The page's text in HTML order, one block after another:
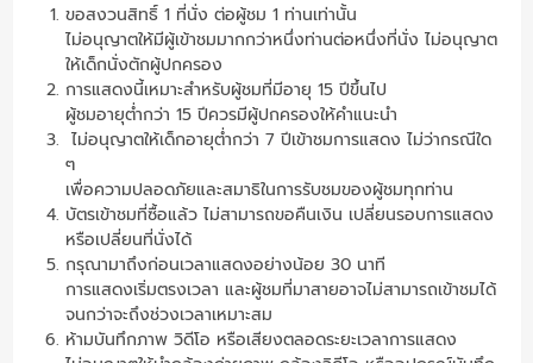
ขอสงวนสิทธิ์ 1 ที่นั่ง ต่อผู้ชม 1 ท่านเท่านั้น
ไม่อนุญาตให้มีผู้เข้าชมมากกว่าหนึ่งท่านต่อหนึ่งที่นั่ง ไม่อนุญาต
ให้เด็กนั่งตักผู้ปกครอง
การแสดงนี้เหมาะสำหรับผู้ชมที่มีอายุ 15 ปีขึ้นไป
ผู้ชมอายุต่ำกว่า 15 ปีควรมีผู้ปกครองให้คำแนะนำ
ไม่อนุญาตให้เด็กอายุต่ำกว่า 7 ปีเข้าชมการแสดง ไม่ว่ากรณีใด
ๆ
เพื่อความปลอดภัยและสมาธิในการรับชมของผู้ชมทุกท่าน
บัตรเข้าชมที่ซื้อแล้ว ไม่สามารถขอคืนเงิน เปลี่ยนรอบการแสดง
หรือเปลี่ยนที่นั่งได้
กรุณามาถึงก่อนเวลาแสดงอย่างน้อย 30 นาที
การแสดงเริ่มตรงเวลา และผู้ชมที่มาสายอาจไม่สามารถเข้าชมได้
จนกว่าจะถึงช่วงเวลาเหมาะสม
ห้ามบันทึกภาพ วิดีโอ หรือเสียงตลอดระยะเวลาการแสดง